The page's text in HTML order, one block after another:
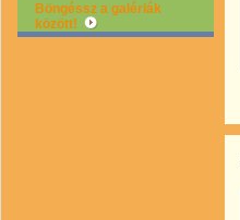
Böngéssz a galériák
között!